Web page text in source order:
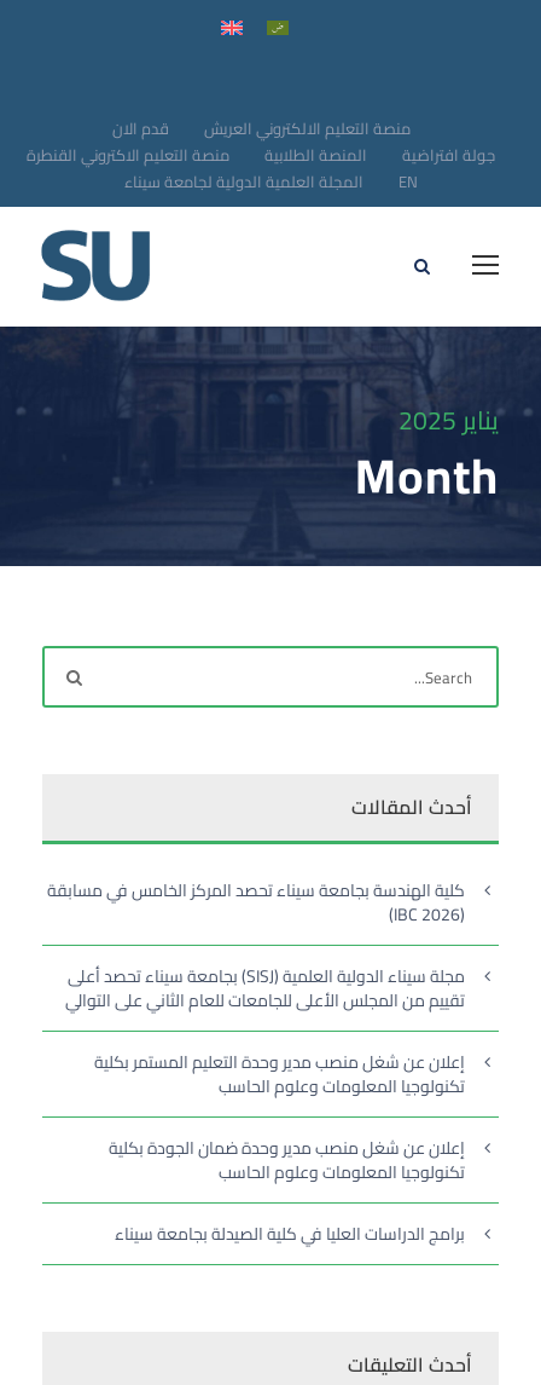
قدم الان
منصة التعليم الالكتروني العريش
منصة التعليم الاكتروني القنطرة
المنصة الطلابية
جولة افتراضية
المجلة العلمية الدولية لجامعة سيناء
EN
يناير 2025
Month
أحدث المقالات
كلية الهندسة بجامعة سيناء تحصد المركز الخامس في مسابقة
(IBC 2026)
مجلة سيناء الدولية العلمية (SISJ) بجامعة سيناء تحصد أعلى
تقييم من المجلس الأعلى للجامعات للعام الثاني على التوالي
إعلان عن شغل منصب مدير وحدة التعليم المستمر بكلية
تكنولوجيا المعلومات وعلوم الحاسب
إعلان عن شغل منصب مدير وحدة ضمان الجودة بكلية
تكنولوجيا المعلومات وعلوم الحاسب
برامج الدراسات العليا في كلية الصيدلة بجامعة سيناء
أحدث التعليقات